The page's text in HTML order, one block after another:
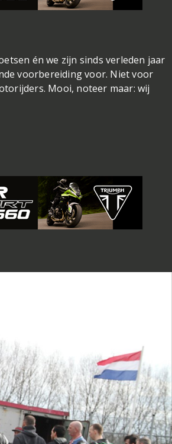
én we zijn sinds verleden jaar
voorbereiding voor. Niet voor
Mooi, noteer maar: wij